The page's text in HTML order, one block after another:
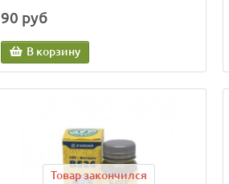
90 руб
В корзину
Товар закончился